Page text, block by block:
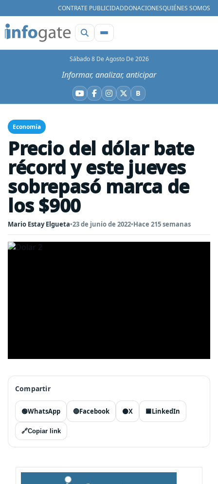
CONTRATE PUBLICIDADDONACIONESQUIÉNES SOMOS
Sábado 8 De Agosto De 2026
Informar, analizar, anticipar
YouTube
Facebook
Instagram
X BBluesky
Economía
Precio del dólar bate
récord y este jueves
sobrepasó marca de
los $900
Mario Estay Elgueta•23 de junio de 2022•Hace 215 semanas
Compartir
🟢WhatsApp 🔵Facebook ⚫X 🟦LinkedIn
🔗Copiar link